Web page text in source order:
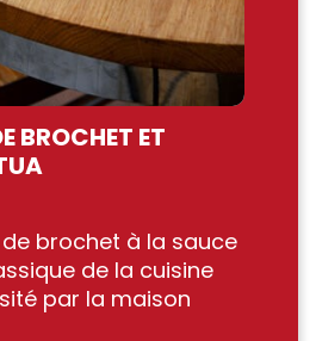
BROCHET ET
de brochet à la sauce
de la cuisine
par la maison